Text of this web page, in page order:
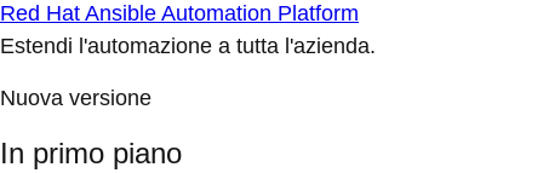
Red Hat Ansible Automation Platform
Estendi l'automazione a tutta l'azienda.
Nuova versione
In primo piano